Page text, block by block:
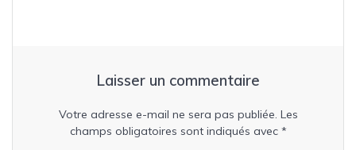
Laisser un commentaire
Votre adresse e-mail ne sera pas publiée. Les
champs obligatoires sont indiqués avec *